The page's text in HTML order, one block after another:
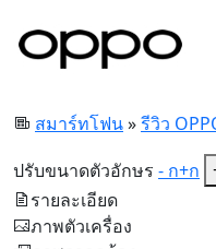
สมาร์ทโฟน»รีวิว
ปรับขนาดตัวอักษร - ก+ก
รายละเอียด
ภาพตัวเครื่อง